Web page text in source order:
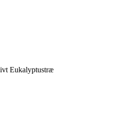
Eukalyptustræ